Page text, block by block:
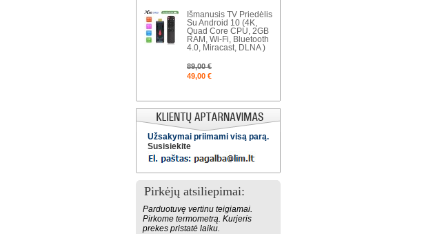
Išmanusis TV Priedėlis
Su Android 10 (4K,
Quad Core CPU, 2GB
RAM, Wi-Fi, Bluetooth
4.0, Miracast, DLNA )
89,00 €
49,00 €
Užsakymai priimami visą parą.
Susisiekite
Pirkėjų atsiliepimai:
Parduotuvę vertinu teigiamai.
Pirkome termometrą. Kurjeris
prekes pristatė laiku.